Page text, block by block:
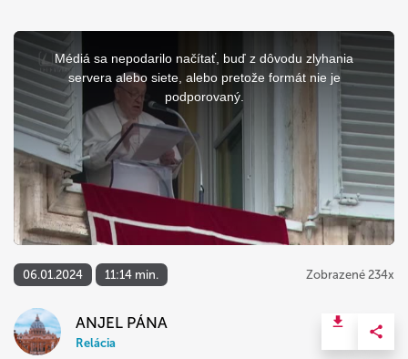
This
a
modal
window.
Médiá sa nepodarilo načítať, buď z dôvodu zlyhania
servera alebo siete, alebo pretože formát nie je
podporovaný.
06.01.2024 11:14 min. Zobrazené 234x
ANJEL PÁNA
Relácia